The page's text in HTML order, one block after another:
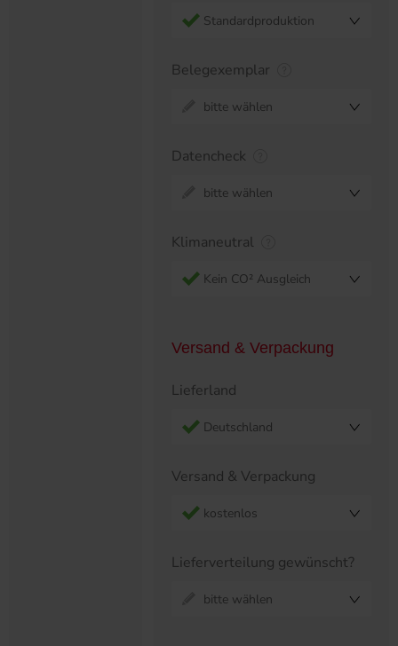
Standardproduktion
Belegexemplar
bitte wählen
Datencheck
bitte wählen
Klimaneutral
Kein CO² Ausgleich
Versand & Verpackung
Lieferland
Deutschland
Versand & Verpackung
kostenlos
Lieferverteilung gewünscht?
bitte wählen